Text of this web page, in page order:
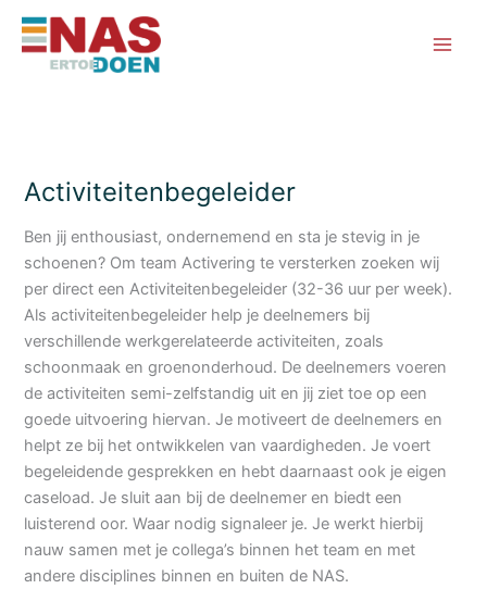
naar
Activiteitenbegeleider
Ben jij enthousiast, ondernemend en sta je stevig in je
schoenen? Om team Activering te versterken zoeken wij
per direct een Activiteitenbegeleider (32-36 uur per week).
Als activiteitenbegeleider help je deelnemers bij
verschillende werkgerelateerde activiteiten, zoals
schoonmaak en groenonderhoud. De deelnemers voeren
de activiteiten semi-zelfstandig uit en jij ziet toe op een
goede uitvoering hiervan. Je motiveert de deelnemers en
helpt ze bij het ontwikkelen van vaardigheden. Je voert
begeleidende gesprekken en hebt daarnaast ook je eigen
caseload. Je sluit aan bij de deelnemer en biedt een
luisterend oor. Waar nodig signaleer je. Je werkt hierbij
nauw samen met je collega’s binnen het team en met
andere disciplines binnen en buiten de NAS.